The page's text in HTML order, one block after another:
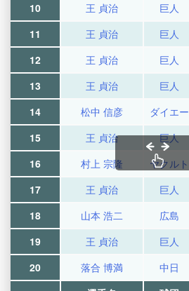
10
王 貞治 巨人
11
王 貞治 巨人
12
王 貞治 巨人
13
王 貞治 巨人
14
松中 信彦 ダイエー
15
王 貞治 巨人
16
村上 宗隆 ヤクルト
17
王 貞治 巨人
18
山本 浩二 広島
19
王 貞治 巨人
20
落合 博満 中日